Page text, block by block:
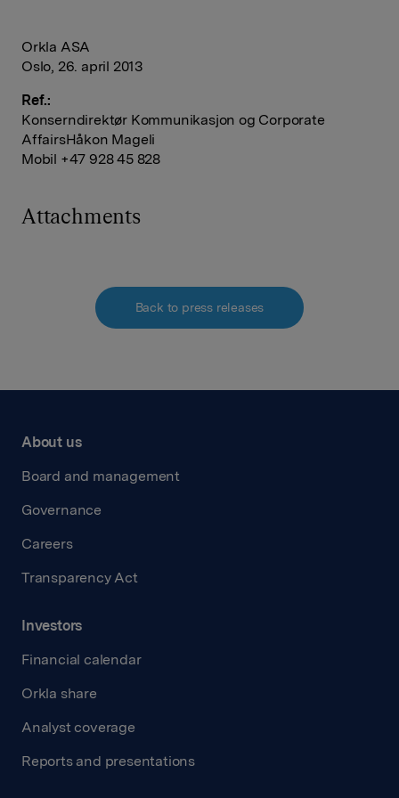
Orkla ASA
Oslo, 26. april 2013
Ref.:
Konserndirektør Kommunikasjon og Corporate
AffairsHåkon Mageli
Mobil +47 928 45 828
Attachments
Back to press releases
About us
Board and management
Governance
Careers
Transparency Act
Investors
Financial calendar
Orkla share
Analyst coverage
Reports and presentations